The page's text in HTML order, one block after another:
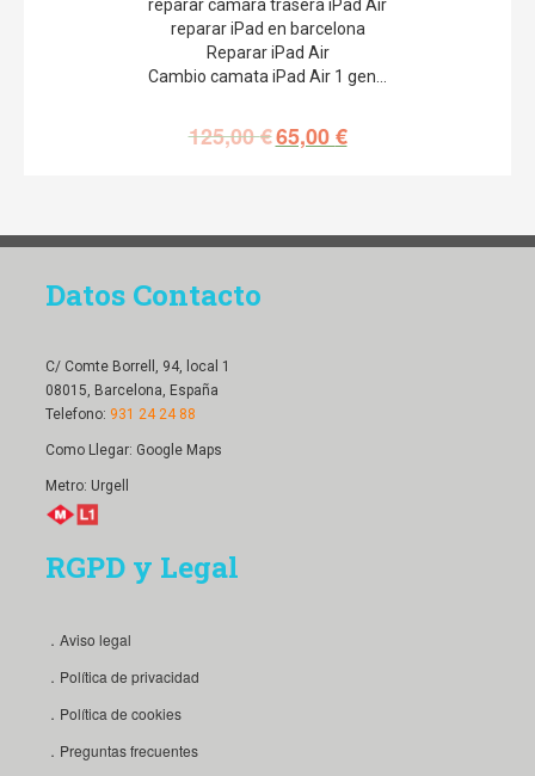
reparar camara trasera iPad Air
reparar iPad en barcelona
Reparar iPad Air
Cambio camata iPad Air 1 gen…
125,00€65,00€
Datos Contacto
C/ Comte Borrell, 94, local 1
08015, Barcelona, España
Telefono: 931 24 24 88
Como Llegar: Google Maps
Metro: Urgell
RGPD y Legal
．Aviso legal
．Política de privacidad
．Política de cookies
．Preguntas frecuentes